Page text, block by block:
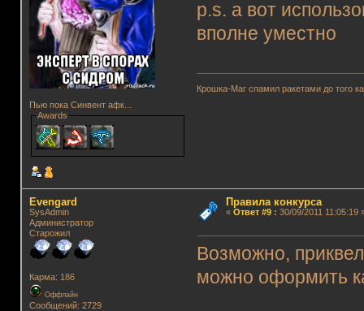
Пью пока Синвент афк...
Awards
p.s. а вот
вполне уместно
Крошка-Маг спамил ракетами до того
Evengard
SysAdmin
Администратор
Старожил
Карма: 186
Оффлайн
Сообщений: 2729
Правила конкурса
« Ответ #9: 30/09/2011 11:05:19
Возможно,
можно оформить